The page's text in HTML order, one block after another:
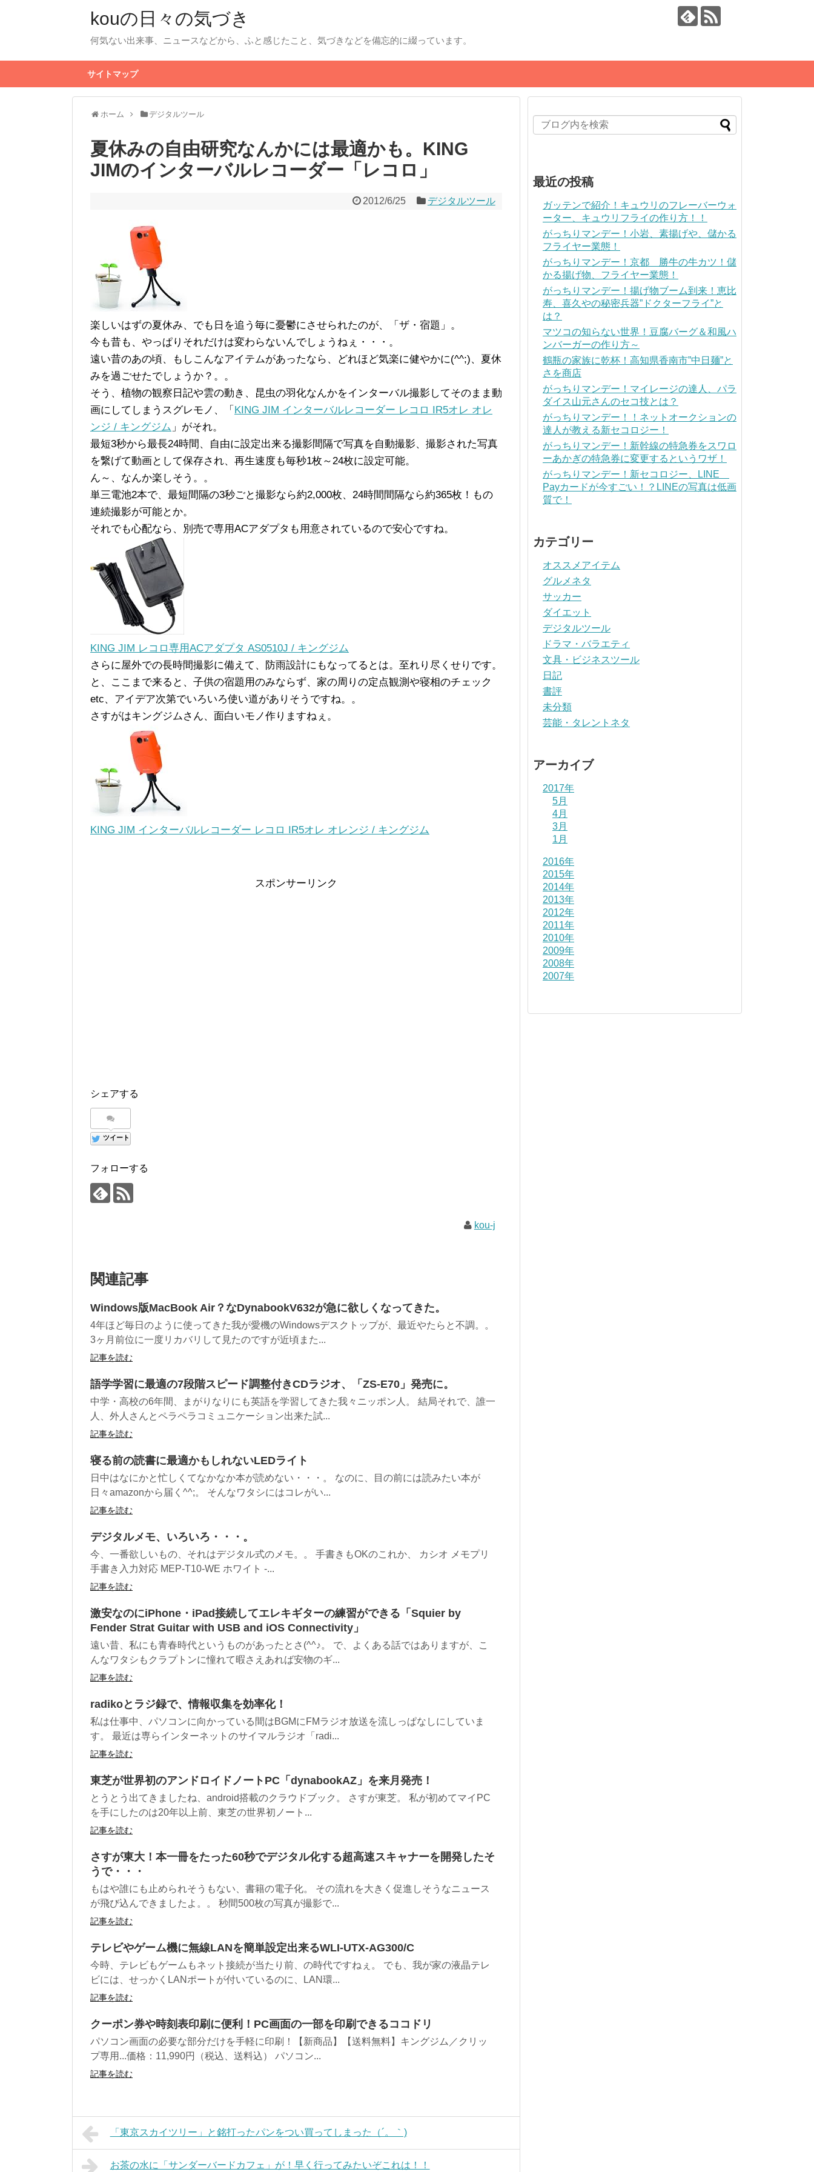
kouの日々の気づき
何気ない出来事、ニュースなどから、ふと感じたこと、気づきなどを備忘的に綴っています。
サイトマップ
ホーム デジタルツール
夏休みの自由研究なんかには最適かも。KING
JIMのインターバルレコーダー「レコロ」
2012/6/25 デジタルツール
楽しいはずの夏休み、でも日を追う毎に憂鬱にさせられたのが、「ザ・宿題」。
今も昔も、やっぱりそれだけは変わらないんでしょうねぇ・・・。
遠い昔のあの頃、もしこんなアイテムがあったなら、どれほど気楽に健やかに(^^;)、夏休
みを過ごせたでしょうか？。。
そう、植物の観察日記や雲の動き、昆虫の羽化なんかをインターバル撮影してそのまま動
画にしてしまうスグレモノ、「 KING JIM インターバルレコーダー レコロ IR5オレ オレ
ンジ / キングジム 」がそれ。
最短3秒から最長24時間、自由に設定出来る撮影間隔で写真を自動撮影、撮影された写真
を繋げて動画として保存され、再生速度も毎秒1枚～24枚に設定可能。
ん～、なんか楽しそう。。
単三電池2本で、最短間隔の3秒ごと撮影なら約2,000枚、24時間間隔なら約365枚！もの
連続撮影が可能とか。
それでも心配なら、別売で専用ACアダプタも用意されているので安心ですね。
KING JIM レコロ専用ACアダプタ AS0510J / キングジム
さらに屋外での長時間撮影に備えて、防雨設計にもなってるとは。至れり尽くせりです。
と、ここまで来ると、子供の宿題用のみならず、家の周りの定点観測や寝相のチェック
etc、アイデア次第でいろいろ使い道がありそうですね。。
さすがはキングジムさん、面白いモノ作りますねぇ。
KING JIM インターバルレコーダー レコロ IR5オレ オレンジ / キングジム
スポンサーリンク
シェアする
ツイート
フォローする
kou-j
関連記事
Windows版MacBook Air？なDynabookV632が急に欲しくなってきた。
4年ほど毎日のように使ってきた我が愛機のWindowsデスクトップが、最近やたらと不調。。
3ヶ月前位に一度リカバリして見たのですが近頃また...
記事を読む
語学学習に最適の7段階スピード調整付きCDラジオ、「ZS-E70」発売に。
中学・高校の6年間、まがりなりにも英語を学習してきた我々ニッポン人。 結局それで、誰一
人、外人さんとペラペラコミュニケーション出来た試...
記事を読む
寝る前の読書に最適かもしれないLEDライト
日中はなにかと忙しくてなかなか本が読めない・・・。 なのに、目の前には読みたい本が
日々amazonから届く^^;。 そんなワタシにはコレがい...
記事を読む
デジタルメモ、いろいろ・・・。
今、一番欲しいもの、それはデジタル式のメモ。。 手書きもOKのこれか、 カシオ メモプリ
手書き入力対応 MEP-T10-WE ホワイト -...
記事を読む
激安なのにiPhone・iPad接続してエレキギターの練習ができる「Squier by
Fender Strat Guitar with USB and iOS Connectivity」
遠い昔、私にも青春時代というものがあったとさ(^^♪。 で、よくある話ではありますが、こ
んなワタシもクラプトンに憧れて暇さえあれば安物のギ...
記事を読む
radikoとラジ録で、情報収集を効率化！
私は仕事中、パソコンに向かっている間はBGMにFMラジオ放送を流しっぱなしにしていま
す。 最近は専らインターネットのサイマルラジオ「radi...
記事を読む
東芝が世界初のアンドロイドノートPC「dynabookAZ」を来月発売！
とうとう出てきましたね、android搭載のクラウドブック。 さすが東芝。 私が初めてマイPC
を手にしたのは20年以上前、東芝の世界初ノート...
記事を読む
さすが東大！本一冊をたった60秒でデジタル化する超高速スキャナーを開発したそ
うで・・・
もはや誰にも止められそうもない、書籍の電子化。 その流れを大きく促進しそうなニュース
が飛び込んできましたよ。。 秒間500枚の写真が撮影で...
記事を読む
テレビやゲーム機に無線LANを簡単設定出来るWLI-UTX-AG300/C
今時、テレビもゲームもネット接続が当たり前、の時代ですねぇ。 でも、我が家の液晶テレ
ビには、せっかくLANポートが付いているのに、LAN環...
記事を読む
クーポン券や時刻表印刷に便利！PC画面の一部を印刷できるココドリ
パソコン画面の必要な部分だけを手軽に印刷！【新商品】【送料無料】キングジム／クリッ
プ専用...価格：11,990円（税込、送料込） パソコン...
記事を読む
「東京スカイツリー」と銘打ったパンをつい買ってしまった（´。｀)
お茶の水に「サンダーバードカフェ」が！早く行ってみたいぞこれは！！
最近の投稿
ガッテンで紹介！キュウリのフレーバーウォ
ーター、キュウリフライの作り方！！
がっちりマンデー！小岩、素揚げや、儲かる
フライヤー業態！
がっちりマンデー！京都 勝牛の牛カツ！儲
かる揚げ物、フライヤー業態！
がっちりマンデー！揚げ物ブーム到来！恵比
寿、喜久やの秘密兵器”ドクターフライ”と
は？
マツコの知らない世界！豆腐バーグ＆和風ハ
ンバーガーの作り方～
鶴瓶の家族に乾杯！高知県香南市”中日麺”と
さを商店
がっちりマンデー！マイレージの達人、パラ
ダイス山元さんのセコ技とは？
がっちりマンデー！！ネットオークションの
達人が教える新セコロジー！
がっちりマンデー！新幹線の特急券をスワロ
ーあかぎの特急券に変更するというワザ！
がっちりマンデー！新セコロジー、LINE
Payカードが今すごい！？LINEの写真は低画
質で！
カテゴリー
オススメアイテム
グルメネタ
サッカー
ダイエット
デジタルツール
ドラマ・バラエティ
文具・ビジネスツール
日記
書評
未分類
芸能・タレントネタ
アーカイブ
2017年
5月
4月
3月
1月
2016年
2015年
2014年
2013年
2012年
2011年
2010年
2009年
2008年
2007年